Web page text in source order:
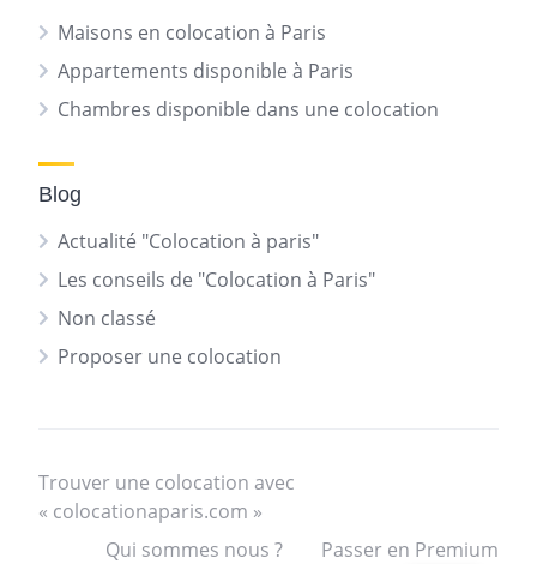
Maisons en colocation à Paris
Appartements disponible à Paris
Chambres disponible dans une colocation
Blog
Actualité "Colocation à paris"
Les conseils de "Colocation à Paris"
Non classé
Proposer une colocation
Trouver une colocation avec
« colocationaparis.com »
Qui sommes nous ?
Passer en Premium